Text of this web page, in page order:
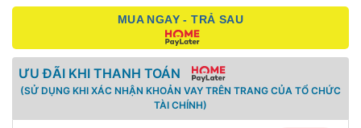
MUA NGAY - TRẢ SAU
ƯU ĐÃI KHI THANH TOÁN
(SỬ DỤNG KHI XÁC NHẬN KHOẢN VAY TRÊN TRANG CỦA TỔ CHỨC
TÀI CHÍNH)